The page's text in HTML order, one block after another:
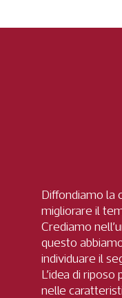
Diffondiamo la
migliorare il
Crediamo
questo
individuare il
L’idea di
nelle